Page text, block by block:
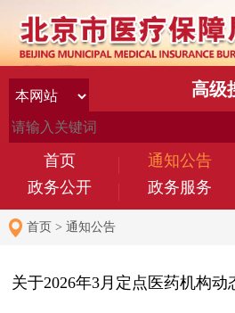
首页 通知公告
政务公开
政务服务
高级
首页 > 通知公告
关于2026年3月定点医药机构